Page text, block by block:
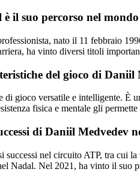
il suo percorso nel
nato il 11 febbraio
ha vinto diversi titoli
del gioco di Daniil
gioco versatile e intelligente. È
fisica e mentale gli
di Daniil Medvedev
successi nel circuito ATP, tra cui
Nadal. Nel 2021, ha vinto il suo